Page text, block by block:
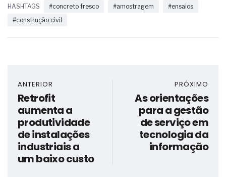
HASHTAGS #concreto fresco #amostragem
#ensaios
#construção civil
ANTERIOR
Retrofit
aumenta a
produtividade
de instalações
industriais a
um baixo custo
PRÓXIMO
As orientações
para a gestão
de serviço em
tecnologia da
informação